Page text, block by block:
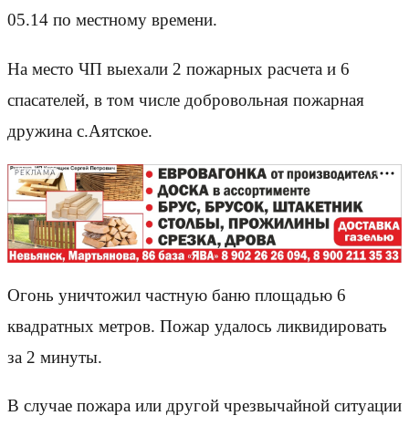
05.14 по местному времени.
На место ЧП выехали 2 пожарных расчета и 6
спасателей, в том числе добровольная пожарная
дружина с.Аятское.
РЕКЛАМА
Огонь уничтожил частную баню площадью 6
квадратных метров. Пожар удалось ликвидировать
за 2 минуты.
В случае пожара или другой чрезвычайной ситуации